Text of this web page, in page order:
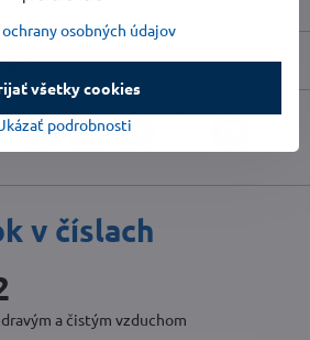
PinterestReddit
mail
v číslach
a čistým vzduchom
ochrany osobných údajov
podrobnosti
všetky cookies